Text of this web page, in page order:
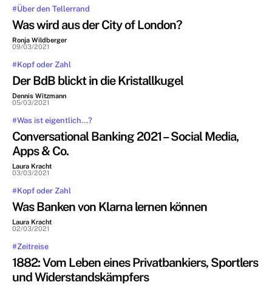
#Über den Tellerrand
Was wird aus der City of London?
Ronja Wildberger -
09/03/2021
#Kopf oder Zahl
Der BdB blickt in die Kristallkugel
Dennis Witzmann -
05/03/2021
#Was ist eigentlich...?
Conversational Banking 2021 – Social Media,
Apps & Co.
Laura Kracht -
03/03/2021
#Kopf oder Zahl
Was Banken von Klarna lernen können
Laura Kracht -
02/03/2021
#Zeitreise
1882: Vom Leben eines Privatbankiers, Sportlers
und Widerstandskämpfers